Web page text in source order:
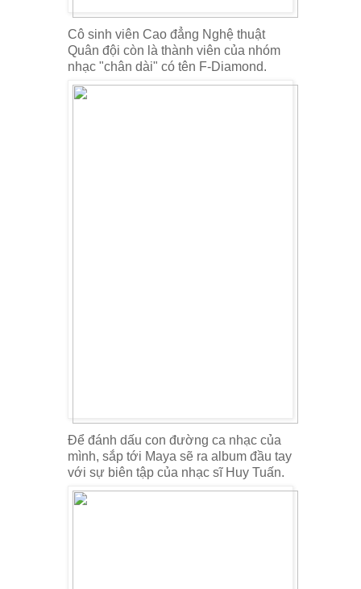
Cô sinh viên Cao đẳng Nghệ thuật
Quân đội còn là thành viên của nhóm
nhạc "chân dài" có tên F-Diamond.
Để đánh dấu con đường ca nhạc của
mình, sắp tới Maya sẽ ra album đầu tay
với sự biên tập của nhạc sĩ Huy Tuấn.